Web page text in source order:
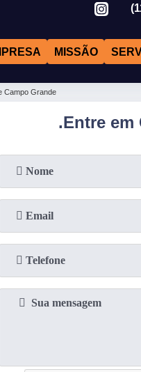
MISSÃO
Campo Grande
.Entre em